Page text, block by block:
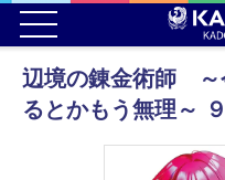
辺境の錬金術師 ～
るとかもう無理～ ９